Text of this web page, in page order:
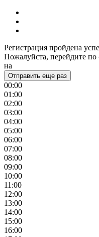
Регистрация пройдена
Пожалуйста, перейдите по
на
Отправить еще раз
00:00
01:00
02:00
03:00
04:00
05:00
06:00
07:00
08:00
09:00
10:00
11:00
12:00
13:00
14:00
15:00
16:00